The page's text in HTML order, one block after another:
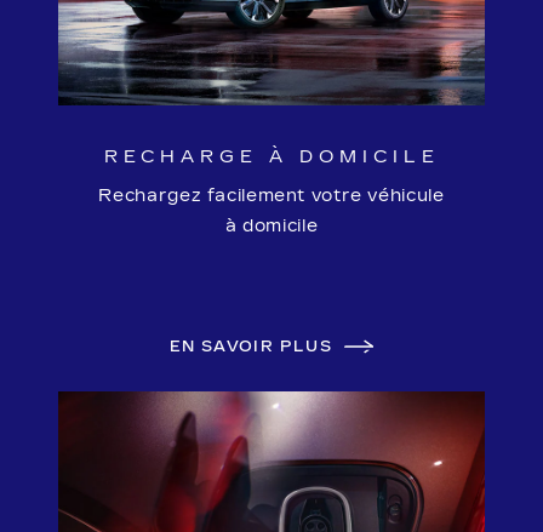
RECHARGE À DOMICILE
Rechargez facilement votre véhicule
à domicile
EN SAVOIR PLUS